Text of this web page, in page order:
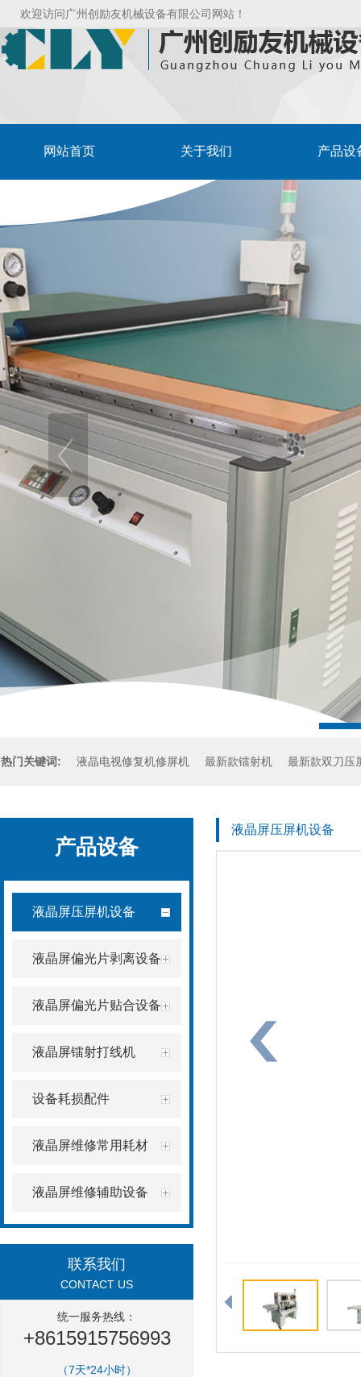
欢迎访问广州创励友机械设备有限公司网站！
网站首页 关于我们 产品设
热门关键词: 液晶电视修复机修屏机 最新款镭射机 最新款双刀压
产品设备
液晶屏压屏机设备
液晶屏偏光片剥离设备
液晶屏偏光片贴合设备
液晶屏镭射打线机
设备耗损配件
液晶屏维修常用耗材
液晶屏维修辅助设备
联系我们
CONTACT US
统一服务热线：
+8615915756993
（7天*24小时）
液晶屏压屏机设备